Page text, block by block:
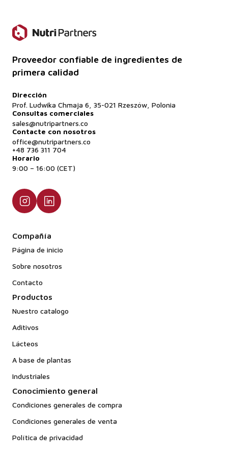
Proveedor confiable de ingredientes de
primera calidad
Dirección
Prof. Ludwika Chmaja 6, 35-021 Rzeszów, Polonia
Consultas comerciales
sales@nutripartners.co
Contacte con nosotros
office@nutripartners.co
+48 736 311 704
Horario
9:00 – 16:00 (CET)
Compañía
Página de inicio
Sobre nosotros
Contacto
Productos
Nuestro catalogo
Aditivos
Lácteos
A base de plantas
Industriales
Conocimiento general
Condiciones generales de compra
Condiciones generales de venta
Política de privacidad